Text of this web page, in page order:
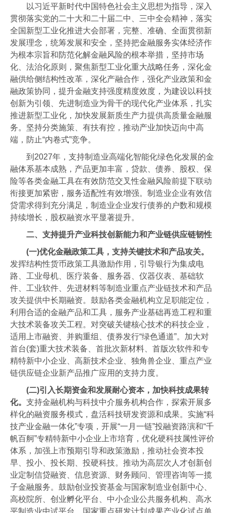
以习近平新时代中国特色社会主义思想为指导，深入
贯彻落实党的二十大和二十届二中、三中全会精神，落实
全国新型工业化推进大会部署，完整、准确、全面贯彻新
发展理念，统筹发展和安全，坚持把金融服务实体经济作
为根本宗旨和防范化解金融风险的根本举措，坚持市场
化、法治化原则，聚焦新型工业化重大战略任务，深化金
融供给侧结构性改革，深化产融合作，强化产业政策和金
融政策协同，提升金融支持强度精度效度，为建设以科技
创新为引领、先进制造业为骨干的现代化产业体系，扎实
推进新型工业化，加快发展新质生产力提供高质量金融服
务。坚持分类施策、有扶有控，推动产业加快迈向中高
端，防止“内卷式”竞争。
到2027年，支持制造业高端化智能化绿色化发展的金
融体系基本成熟，产品更加丰富，贷款、债券、股权、保
险等各类金融工具在有效防范交叉性金融风险前提下联动
衔接更加紧密，服务适配性有效增强。制造业企业有效信
贷需求得到充分满足，制造业企业发行债券的户数和规模
持续增长，股权融资水平显著提升。
二、支持提升产业科技创新能力和产业链供应链韧性
(一)优化金融政策工具，支持关键技术和产品攻关。
发挥结构性货币政策工具激励作用，引导银行为集成电
路、工业母机、医疗装备、服务器、仪器仪表、基础软
件、工业软件、先进材料等制造业重点产业链技术和产品
攻关提供中长期融资。鼓励各类金融机构立足职能定位，
利用合适的金融产品和工具，服务产业基础再造工程和重
大技术装备攻关工程。对突破关键核心技术的科技企业，
适用上市融资、并购重组、债券发行“绿色通道”。加大对
首台(套)重大技术装备、首批次新材料、首版次软件和专
精特新中小企业、高新技术企业、独角兽企业、重点产业
链供应链企业新产品推广应用的支持力度。
(二)引入长期资金和发展耐心资本，加快科技成果转
化。 支持金融机构与科技中介服务机构合作，探索开展多
样化的融资服务模式，盘活科技研发资源和成果。实施“科
技产业金融一体化”专项，开展“一月一链”投融资路演和“千
帆百舸”专精特新中小企业上市培育，优化硬科技属性评价
体系，加强上市预期引导和政策激励，推动社会资本投
早、投小、投长期、投硬科技。推动为高层次人才创新创
业定制信贷融资、信息资源、财务顾问、管理咨询等一揽
子金融服务。鼓励创业投资基金与国家制造业创新中心、
高校院所、创业孵化平台、中小企业公共服务机构、高水
平制造业中试平台、国家重点研发计划成果产业化试点单